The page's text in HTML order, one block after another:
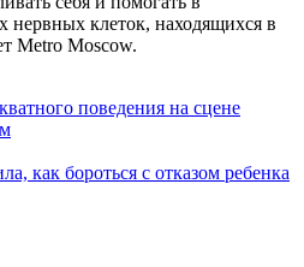
нервных клеток, находящихся в
Metro Moscow.
поведения на сцене
как бороться с отказом ребенка